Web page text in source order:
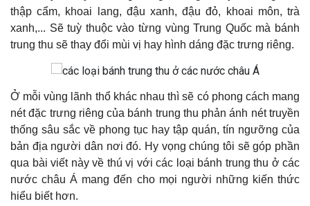
thập cẩm, khoai lang, đậu xanh, đậu đỏ, khoai môn, trà
xanh,... Sẽ tuỳ thuộc vào từng vùng Trung Quốc mà bánh
trung thu sẽ thay đổi mùi vị hay hình dáng đặc trưng riêng.
Ở mỗi vùng lãnh thổ khác nhau thì sẽ có phong cách mang
nét đặc trưng riêng của bánh trung thu phản ánh nét truyền
thống sâu sắc về phong tục hay tập quán, tín ngưỡng của
bản địa người dân nơi đó. Hy vọng chúng tôi sẽ góp phần
qua bài viết này về thú vị với các loại bánh trung thu ở các
nước châu Á mang đến cho mọi người những kiến thức
hiểu biết hơn.